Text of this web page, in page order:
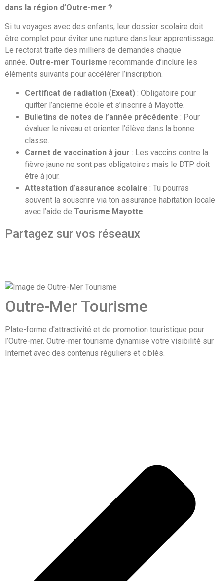
dans la région d’Outre-mer ?
Si tu voyages avec des enfants, leur dossier scolaire doit
être complet pour éviter une rupture dans leur apprentissage.
Le rectorat traite des milliers de demandes chaque
année. Outre-mer Tourisme recommande d’inclure les
éléments suivants pour accélérer l’inscription.
Certificat de radiation (Exeat) : Obligatoire pour
quitter l’ancienne école et s’inscrire à Mayotte.
Bulletins de notes de l’année précédente : Pour
évaluer le niveau et orienter l’élève dans la bonne
classe.
Carnet de vaccination à jour : Les vaccins contre la
fièvre jaune ne sont pas obligatoires mais le DTP doit
être à jour.
Attestation d’assurance scolaire : Tu pourras
souvent la souscrire via ton assurance habitation locale
avec l’aide de Tourisme Mayotte
Partagez sur vos réseaux
Outre-Mer Tourisme
Plate-forme d'attractivité et de promotion touristique pour
l’Outre-mer. Outre-mer tourisme dynamise votre visibilité sur
Internet avec des contenus réguliers et ciblés.